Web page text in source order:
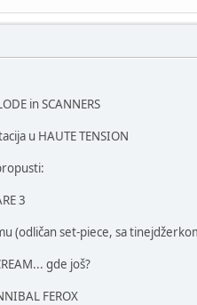
in SCANNERS
u HAUTE TENSION
3
(odličan set-piece, sa
gde još?
FEROX